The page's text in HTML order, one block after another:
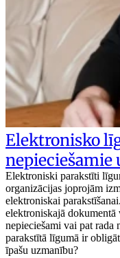
Elektronisko
nepieciešamie
Elektroniski parakstīti
organizācijas joprojām
elektroniskai
elektroniskajā dokumentā
nepieciešami vai pat
parakstītā līgumā ir
īpašu uzmanību?